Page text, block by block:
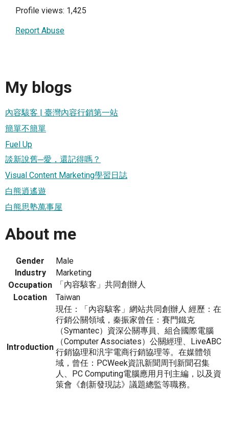
Profile views: 1,425
Report Abuse
My blogs
內容駭客 | 臺灣內容行銷第一站
簡單不簡單
Fuel Up
談新說舊─愛，還記得嗎？
Visual Content Marketing學習日誌
白熊逍遙遊
白熊思塾萬事屋
About me
Gender
Male
Industry
Marketing
Occupation
「內容駭客」共同創辦人
Location
Taiwan
Introduction
現任：「內容駭客」網站共同創辦人 經歷：在
行銷公關領域，秦振家曾任：賽門鐵克
（Symantec）資深公關專員、組合國際電腦
（Computer Associates）公關經理、LiveABC
行銷協理和汎宇電商行銷協理等。在媒體領
域，曾任：PCWeek資訊新聞周刊新聞召集
人、PC Computing電腦應用月刊主編，以及資
策會《創新發現誌》議題總監等職務。